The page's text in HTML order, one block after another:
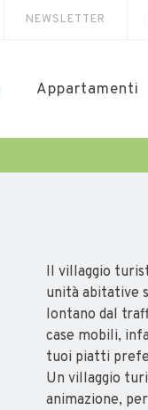
NEWSLETTER
Appartamenti
Il villaggio
unità abitative
lontano dal
case mobili,
tuoi piatti
Un villaggio
animazione,